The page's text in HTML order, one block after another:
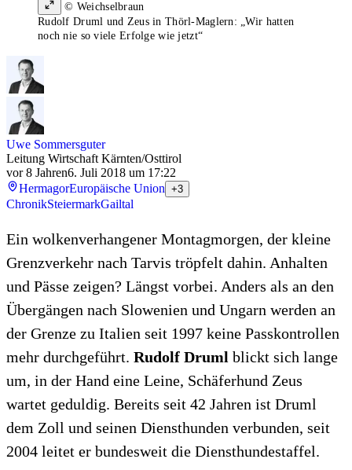
© Weichselbraun
Rudolf Druml und Zeus in Thörl-Maglern: „Wir hatten
noch nie so viele Erfolge wie jetzt“
Uwe Sommersguter
Leitung Wirtschaft Kärnten/Osttirol
vor 8 Jahren6. Juli 2018 um 17:22
HermagorEuropäische Union +3
ChronikSteiermarkGailtal
Ein wolkenverhangener Montagmorgen, der kleine
Grenzverkehr nach Tarvis tröpfelt dahin. Anhalten
und Pässe zeigen? Längst vorbei. Anders als an den
Übergängen nach Slowenien und Ungarn werden an
der Grenze zu Italien seit 1997 keine Passkontrollen
mehr durchgeführt. Rudolf Druml blickt sich lange
um, in der Hand eine Leine, Schäferhund Zeus
wartet geduldig. Bereits seit 42 Jahren ist Druml
dem Zoll und seinen Diensthunden verbunden, seit
2004 leitet er bundesweit die Diensthundestaffel.